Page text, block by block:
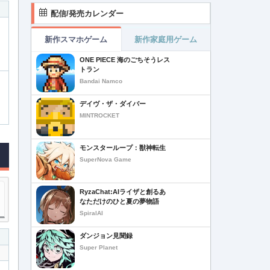
配信/発売カレンダー
新作スマホゲーム 新作家庭用ゲーム
ONE PIECE 海のごちそうレス
トラン
Bandai Namco
デイヴ・ザ・ダイバー
MINTROCKET
モンスターループ：獣神転生
SuperNova Game
RyzaChat:AIライザと創るあ
なただけのひと夏の夢物語
SpiralAI
ダンジョン見聞録
Super Planet